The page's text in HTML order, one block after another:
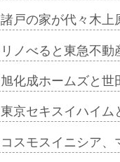
諸戸の家が代々木
リノべると東急不
旭化成ホームズと
東京セキスイハイ
コスモスイニシア